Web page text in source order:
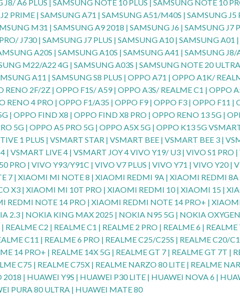
A6 PLUS | SAMSUNG NOTE 10 PLUS | SAMSUNG NOTE 10
PRIME | SAMSUNG A71 | SAMSUNG A51/M40S | SAMSUNG
M31 | SAMSUNG A9 2018 | SAMSUNG J6 | SAMSUNG J7
J730 | SAMSUNG J7 PLUS | SAMSUNG A10 | SAMSUNG A01
A20S | SAMSUNG A10S | SAMSUNG A41 | SAMSUNG
M22/A22 4G | SAMSUNG A03S | SAMSUNG NOTE 20
A11 | SAMSUNG S8 PLUS | OPPO A71 | OPPO A1K/
2F/2Z | OPPO F1S/ A59 | OPPO A3S/ REALME C1 | OPPO
RENO 4 PRO | OPPO F1/A35 | OPPO F9 | OPPO F3 | OPPO F11 |
| OPPO FIND X8 | OPPO FIND X8 PRO | OPPO RENO 13 5G |
5G | OPPO A5 PRO 5G | OPPO A5X 5G | OPPO K13 5G
1 PLUS | VSMART STAR | VSMART BEE | VSMART BEE 3 |
| VSMART LIVE 4 | VSMART JOY 4 VIVO Y19/ U3 | VIVO S1
PRO | VIVO Y93/Y91C | VIVO V7 PLUS | VIVO Y71 | VIVO Y20 |
7 | XIAOMI MI NOTE 8 | XIAOMI REDMI 9A | XIAOMI REDMI
X3 | XIAOMI MI 10T PRO | XIAOMI REDMI 10 | XIAOMI 15 |
REDMI NOTE 14 PRO | XIAOMI REDMI NOTE 14 PRO+ |
2.3 | NOKIA KING MAX 2025 | NOKIA N95 5G | NOKIA
C2 | REALME C1 | REALME 2 PRO | REALME 6 | REALME
C11 | REALME 6 PRO | REALME C25/C25S | REALME C20/
14 PRO+ | REALME 14X 5G | REALME GT 7 | REALME GT 7T |
C75 | REALME C75X | REALME NARZO 80 LITE | REALME
| HUAWEI Y9S | HUAWEI P30 LITE | HUAWEI NOVA 6 |
PURA 80 ULTRA | HUAWEI MATE 80